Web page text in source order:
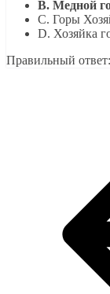
B. Медной
C. Горы
D. Хозяйка
Правильный ответ: